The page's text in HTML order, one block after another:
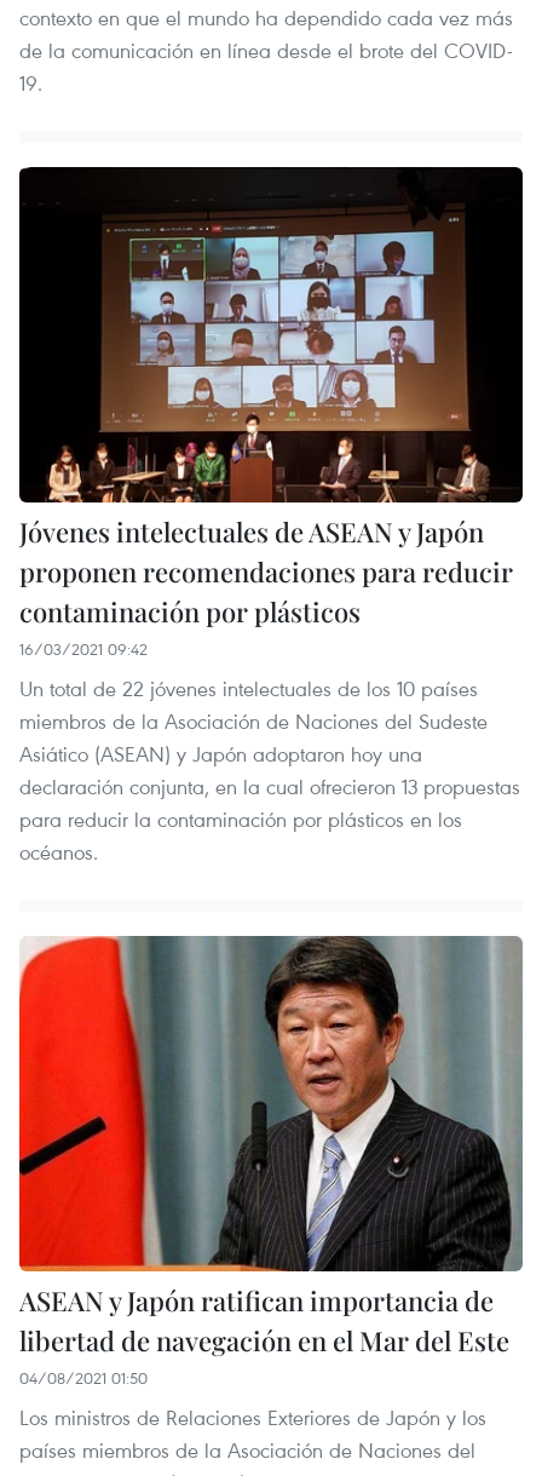
contexto en que el mundo ha dependido cada vez más
de la comunicación en línea desde el brote del COVID-
19.
Jóvenes intelectuales de ASEAN y Japón
proponen recomendaciones para reducir
contaminación por plásticos
16/03/2021 09:42
Un total de 22 jóvenes intelectuales de los 10 países
miembros de la Asociación de Naciones del Sudeste
Asiático (ASEAN) y Japón adoptaron hoy una
declaración conjunta, en la cual ofrecieron 13 propuestas
para reducir la contaminación por plásticos en los
océanos.
ASEAN y Japón ratifican importancia de
libertad de navegación en el Mar del Este
04/08/2021 01:50
Los ministros de Relaciones Exteriores de Japón y los
países miembros de la Asociación de Naciones del